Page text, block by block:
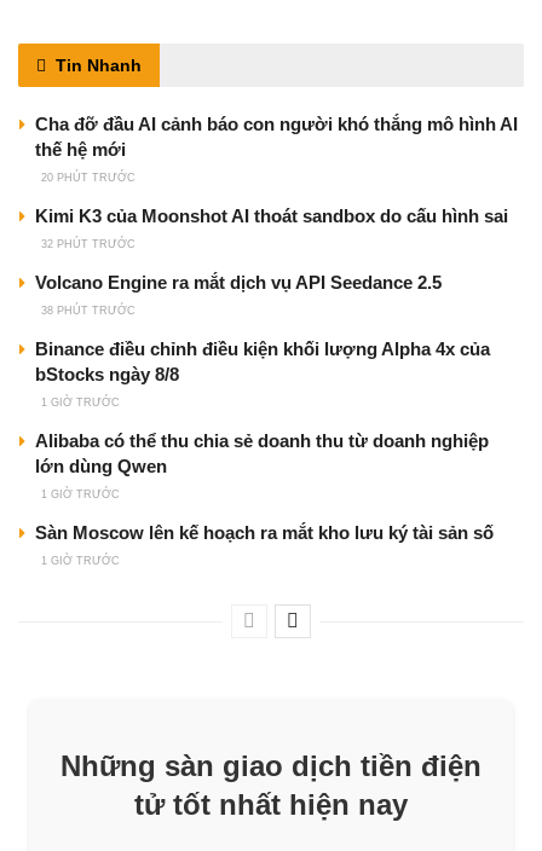
Tin Nhanh
Cha đỡ đầu AI cảnh báo con người khó thắng mô hình AI
thế hệ mới
20 PHÚT TRƯỚC
Kimi K3 của Moonshot AI thoát sandbox do cấu hình sai
32 PHÚT TRƯỚC
Volcano Engine ra mắt dịch vụ API Seedance 2.5
38 PHÚT TRƯỚC
Binance điều chỉnh điều kiện khối lượng Alpha 4x của
bStocks ngày 8/8
1 GIỜ TRƯỚC
Alibaba có thể thu chia sẻ doanh thu từ doanh nghiệp
lớn dùng Qwen
1 GIỜ TRƯỚC
Sàn Moscow lên kế hoạch ra mắt kho lưu ký tài sản số
1 GIỜ TRƯỚC
Những sàn giao dịch tiền điện
tử tốt nhất hiện nay